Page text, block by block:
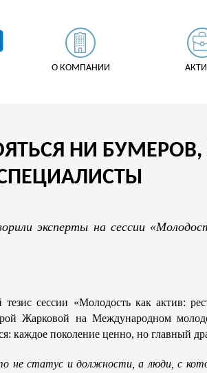
О КОМПАНИИ
НИ
эксперты на сессии
сессии «Молодость как актив:
Жарковой на Международном
каждое поколение ценно, но главный
не статус и должности, а люди, с